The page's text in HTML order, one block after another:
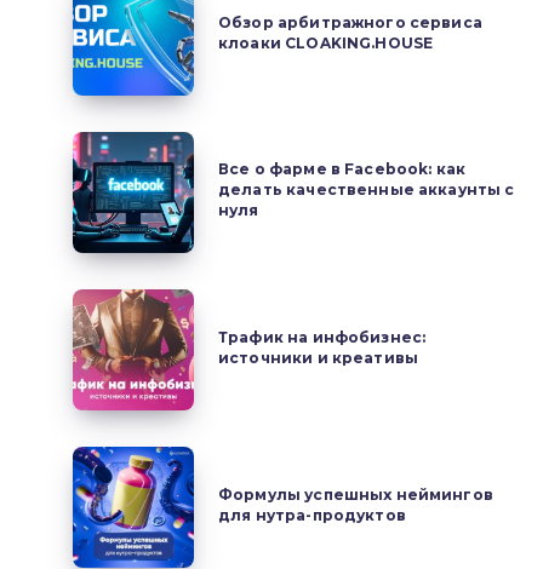
почему
рынок
все
чаще
смотрит
на
MAC
арбитражного
сервиса
CLOAKING.HOUSE
Обзор арбитражного сервиса
клоаки CLOAKING.HOUSE
Все
о
фарме
в
Facebook:
как
делать
качественные
аккаунты
нуля
Все о фарме в Facebook: как
делать качественные аккаунты с
нуля
Трафик
на
инфобизнес:
источники
креативы
Трафик на инфобизнес:
источники и креативы
Формулы
успешных
неймингов
для
Формулы успешных неймингов
для нутра-продуктов